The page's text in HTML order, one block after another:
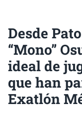
Desde
“Mono”
ideal de
que han
Exatlón